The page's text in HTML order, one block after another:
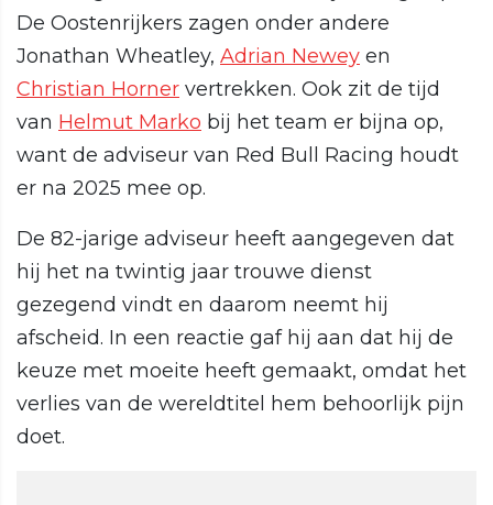
De Oostenrijkers zagen onder andere
Jonathan Wheatley, Adrian Newey en
Christian Horner vertrekken. Ook zit de tijd
van Helmut Marko bij het team er bijna op,
want de adviseur van Red Bull Racing houdt
er na 2025 mee op.
De 82-jarige adviseur heeft aangegeven dat
hij het na twintig jaar trouwe dienst
gezegend vindt en daarom neemt hij
afscheid. In een reactie gaf hij aan dat hij de
keuze met moeite heeft gemaakt, omdat het
verlies van de wereldtitel hem behoorlijk pijn
doet.